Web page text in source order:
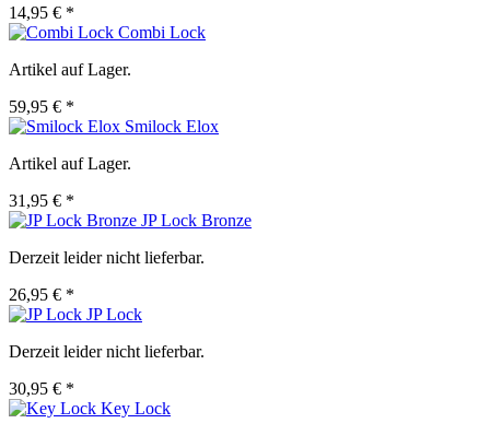
14,95 € *
Combi Lock
Artikel auf Lager.
59,95 € *
Smilock Elox
Artikel auf Lager.
31,95 € *
JP Lock Bronze
Derzeit leider nicht lieferbar.
26,95 € *
JP Lock
Derzeit leider nicht lieferbar.
30,95 € *
Key Lock